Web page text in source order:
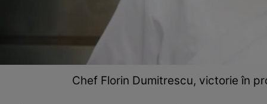
Chef Florin Dumitrescu, victorie în